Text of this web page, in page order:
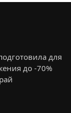
для
до -70%